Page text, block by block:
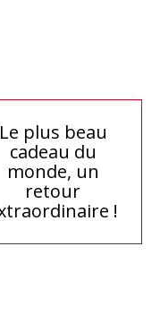
Le plus beau
cadeau du
monde, un
retour
!